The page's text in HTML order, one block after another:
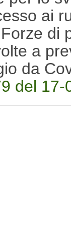
ai
di
a
da
del 17-